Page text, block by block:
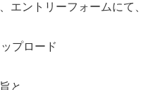
エントリーフォームにて、
プロード
と